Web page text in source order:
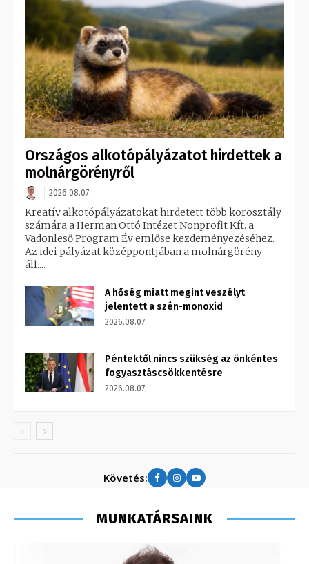
Országos alkotópályázatot hirdettek a
molnárgörényről
2026.08.07.
Kreatív alkotópályázatokat hirdetett több korosztály
számára a Herman Ottó Intézet Nonprofit Kft. a
Vadonleső Program Év emlőse kezdeményezéséhez.
Az idei pályázat középpontjában a molnárgörény
áll....
A hőség miatt megint veszélyt
jelentett a szén-monoxid
2026.08.07.
Péntektől nincs szükség az önkéntes
fogyasztáscsökkentésre
2026.08.07.
Követés:
MUNKATÁRSAINK